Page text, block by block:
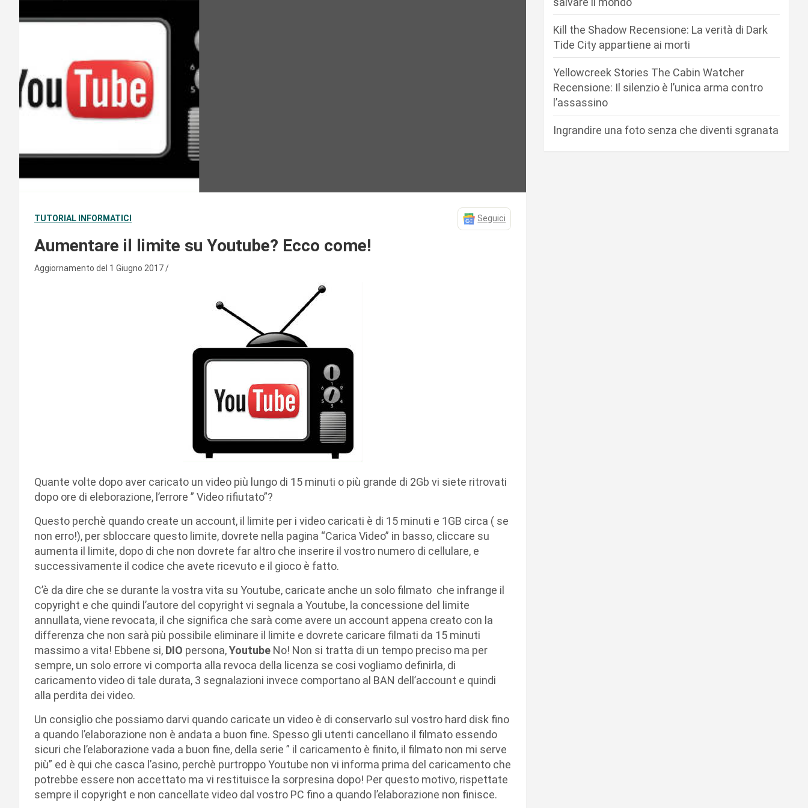
TUTORIAL INFORMATICI Seguici
Aumentare il limite su Youtube? Ecco come!
Aggiornamento del 1 Giugno 2017
Quante volte dopo aver caricato un video più lungo di 15 minuti o più grande di 2Gb vi siete ritrovati
dopo ore di eleborazione, l’errore ” Video rifiutato”?
Questo perchè quando create un account, il limite per i video caricati è di 15 minuti e 1GB circa ( se
non erro!), per sbloccare questo limite, dovrete nella pagina “Carica Video” in basso, cliccare su
aumenta il limite, dopo di che non dovrete far altro che inserire il vostro numero di cellulare, e
successivamente il codice che avete ricevuto e il gioco è fatto.
C’è da dire che se durante la vostra vita su Youtube, caricate anche un solo filmato che infrange il
copyright e che quindi l’autore del copyright vi segnala a Youtube, la concessione del limite
annullata, viene revocata, il che significa che sarà come avere un account appena creato con la
differenza che non sarà più possibile eliminare il limite e dovrete caricare filmati da 15 minuti
massimo a vita! Ebbene si, DIO persona,Youtube No! Non si tratta di un tempo preciso ma per
sempre, un solo errore vi comporta alla revoca della licenza se cosi vogliamo definirla, di
caricamento video di tale durata, 3 segnalazioni invece comportano al BAN dell’account e quindi
alla perdita dei video.
Un consiglio che possiamo darvi quando caricate un video è di conservarlo sul vostro hard disk fino
a quando l’elaborazione non è andata a buon fine. Spesso gli utenti cancellano il filmato essendo
sicuri che l’elaborazione vada a buon fine, della serie ” il caricamento è finito, il filmato non mi serve
più” ed è qui che casca l’asino, perchè purtroppo Youtube non vi informa prima del caricamento che
potrebbe essere non accettato ma vi restituisce la sorpresina dopo! Per questo motivo, rispettate
sempre il copyright e non cancellate video dal vostro PC fino a quando l’elaborazione non finisce.
Kill the Shadow Recensione: La verità di Dark
Tide City appartiene ai morti
Yellowcreek Stories The Cabin Watcher
Recensione: Il silenzio è l’unica arma contro
l’assassino
Ingrandire una foto senza che diventi sgranata